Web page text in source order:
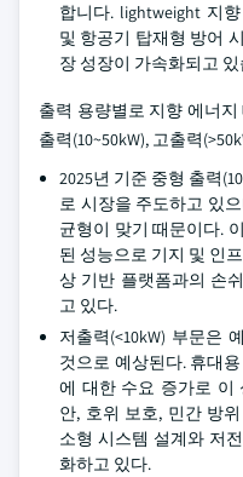
합니다. lightweight 지
및 항공기 탑재형 방어
장 성장이 가속화되고
출력 용량별로 지향 에너지
출력(10~50kW), 고출력
2025년 기준 중형 출력
로 시장을 주도하고 있
균형이 맞기 때문이다.
된 성능으로 기지 및 인
상 기반 플랫폼과의 손
고 있다.
저출력(<10kW) 부문은
것으로 예상된다. 휴대
에 대한 수요 증가로 이
안, 호위 보호, 민간 방
소형 시스템 설계와 저
화하고 있다.